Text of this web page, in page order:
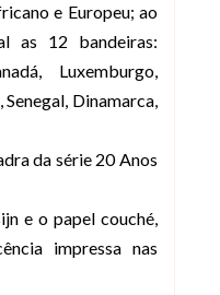
e Europeu; ao
as 12 bandeiras:
Luxemburgo,
Dinamarca,
da série 20 Anos
e o papel couché,
impressa nas